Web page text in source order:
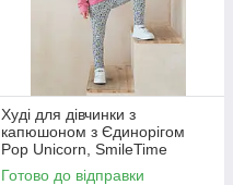
Худі для дівчинки з
капюшоном з Єдинорігом
Pop Unicorn, SmileTime
Рожевий
Готово до відправки